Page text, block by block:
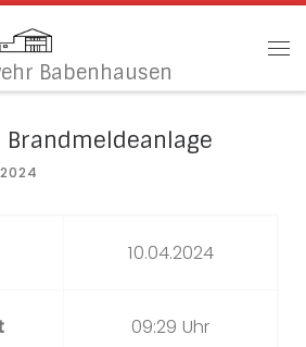
Babenhausen
Brandmeldeanlage
10.04.2024
09:29 Uhr